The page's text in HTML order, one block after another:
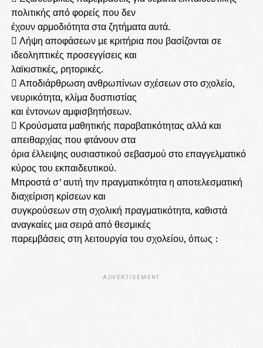
πολιτικής από φορείς που δεν
έχουν αρμοδιότητα στα ζητήματα αυτά.
 Λήψη αποφάσεων με κριτήρια που βασίζονται σε
ιδεοληπτικές προσεγγίσεις και
λαϊκιστικές, ρητορικές.
 Αποδιάρθρωση ανθρωπίνων σχέσεων στο σχολείο,
νευρικότητα, κλίμα δυσπιστίας
και έντονων αμφισβητήσεων.
 Κρούσματα μαθητικής παραβατικότητας αλλά και
απειθαρχίας που φτάνουν στα
όρια έλλειψης ουσιαστικού σεβασμού στο επαγγελματικό
κύρος του εκπαιδευτικού.
Μπροστά σ’ αυτή την πραγματικότητα η αποτελεσματική
διαχείριση κρίσεων και
συγκρούσεων στη σχολική πραγματικότητα, καθιστά
αναγκαίες μια σειρά από θεσμικές
παρεμβάσεις στη λειτουργία του σχολείου, όπως :
ADVERTISEMENT